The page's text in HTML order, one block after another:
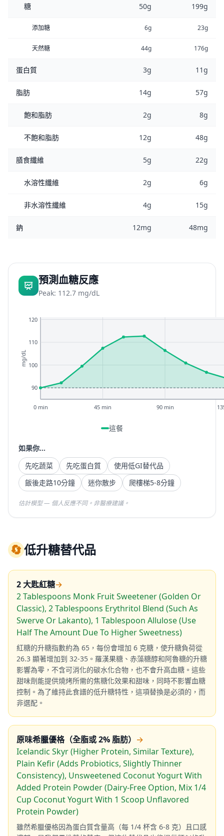
糖 50g 199g
添加糖 6g 23g
天然糖 44g 176g
蛋白質 3g 11g
脂肪 14g 57g
飽和脂肪 2g 8g
不飽和脂肪 12g 48g
膳食纖維 5g 22g
水溶性纖維 2g 6g
非水溶性纖維 4g 15g
鈉 12mg 48mg
預測血糖反應
Peak: 112.7 mg/dL
90
100
110
120
0 min 45 min 90 min
mg/dL
這餐
如果你...
先吃蔬菜
先吃蛋白質
使用低GI替代品
飯後走路10分鐘
迷你散步 爬樓梯5-8分鐘
估計模型 — 個人反應不同。非醫療建議。
🔄低升糖替代品
2 大匙紅糖→
2 Tablespoons Monk Fruit Sweetener (Golden Or
Classic), 2 Tablespoons Erythritol Blend (Such As
Swerve Or Lakanto), 1 Tablespoon Allulose (Use
Half The Amount Due To Higher Sweetness)
紅糖的升糖指數約為 65，每份會增加 6 克糖，使升糖負荷從
26.3 顯著增加到 32-35。羅漢果糖、赤藻糖醇和阿魯糖的升糖
影響為零，不含可消化的碳水化合物，也不會升高血糖。這些
甜味劑能提供燒烤所需的焦糖化效果和甜味，同時不影響血糖
控制。為了維持此食譜的低升糖特性，這項替換是必須的，而
非選配。
原味希臘優格（全脂或 2% 脂肪） →
Icelandic Skyr (Higher Protein, Similar Texture),
Plain Kefir (Adds Probiotics, Slightly Thinner
Consistency), Unsweetened Coconut Yogurt With
Added Protein Powder (Dairy-Free Option, Mix 1/4
Cup Coconut Yogurt With 1 Scoop Unflavored
Protein Powder)
雖然希臘優格因為蛋白質含量高（每 1/4 杯含 6-8 克）且口感